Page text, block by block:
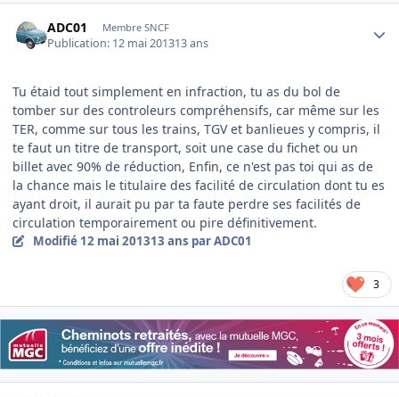
ADC01 Membre SNCF
Publication: 12 mai 201313 ans
Tu étaid tout simplement en infraction, tu as du bol de
tomber sur des controleurs compréhensifs, car même sur les
TER, comme sur tous les trains, TGV et banlieues y compris, il
te faut un titre de transport, soit une case du fichet ou un
billet avec 90% de réduction, Enfin, ce n'est pas toi qui as de
la chance mais le titulaire des facilité de circulation dont tu es
ayant droit, il aurait pu par ta faute perdre ses facilités de
circulation temporairement ou pire définitivement.
Modifié 12 mai 201313 ans par ADC01
3